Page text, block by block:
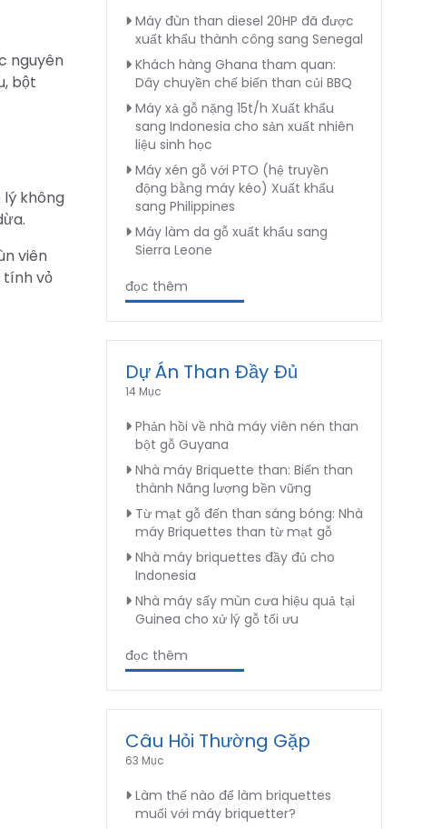
nguyên
bột
lý không
viên
tính vỏ
Máy đùn than diesel 20HP đã được
xuất khẩu thành công sang Senegal
Khách hàng Ghana tham quan:
Dây chuyền chế biến than củi BBQ
Máy xả gỗ nặng 15t/h Xuất khẩu
sang Indonesia cho sản xuất nhiên
liệu sinh học
Máy xén gỗ với PTO (hệ truyền
động bằng máy kéo) Xuất khẩu
sang Philippines
Máy làm da gỗ xuất khẩu sang
Sierra Leone
đọc thêm
Dự Án Than Đầy Đủ
14 Mục
Phản hồi về nhà máy viên nén than
bột gỗ Guyana
Nhà máy Briquette than: Biến than
thành Năng lượng bền vững
Từ mạt gỗ đến than sáng bóng: Nhà
máy Briquettes than từ mạt gỗ
Nhà máy briquettes đầy đủ cho
Indonesia
Nhà máy sấy mùn cưa hiệu quả tại
Guinea cho xử lý gỗ tối ưu
đọc thêm
Câu Hỏi Thường Gặp
63 Mục
Làm thế nào để làm briquettes
muối với máy briquetter?